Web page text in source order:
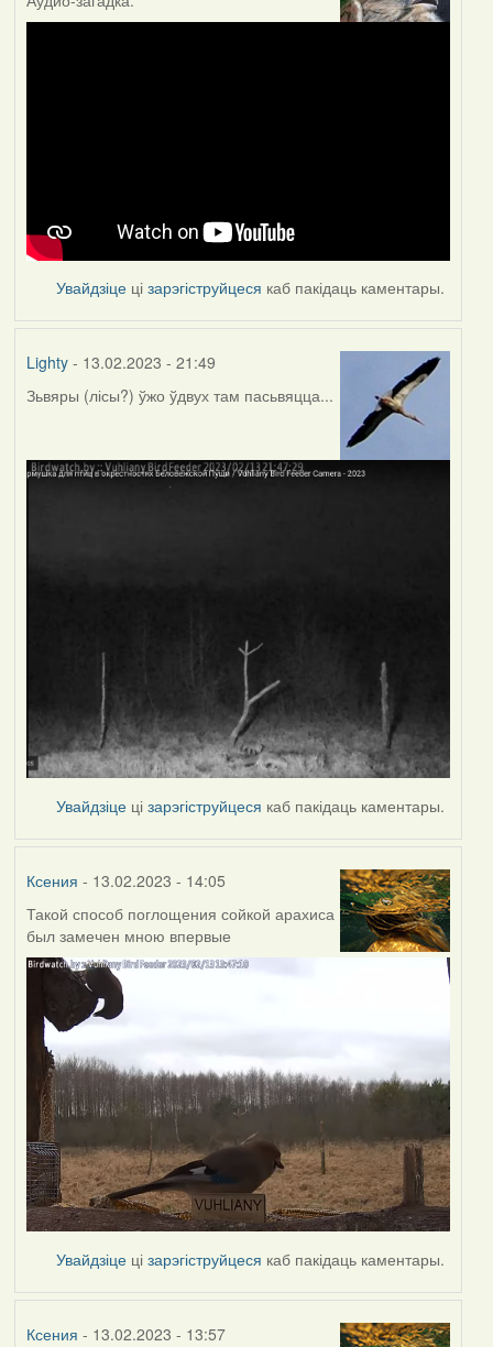
Увайдзіце цізарэгіструйцеся каб пакідаць каментары.
Lighty- 13.02.2023 - 21:49
Зьвяры (лісы?) ўжо ўдвух там пасьвяцца...
Увайдзіце цізарэгіструйцеся каб пакідаць каментары.
Ксения - 13.02.2023 - 14:05
Такой способ поглощения сойкой арахиса
был замечен мною впервые
Увайдзіце цізарэгіструйцеся каб пакідаць каментары.
Ксения - 13.02.2023 - 13:57